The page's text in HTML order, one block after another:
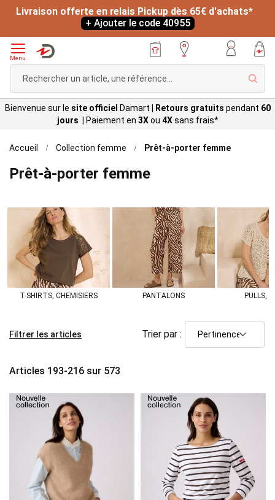
Menu
Bienvenue sur le site officiel Damart Retours gratuits pendant 60
jours |
Paiement en 3Xou 4Xsans frais*
Accueil Collection femme Prêt-à-porter femme
Prêt-à-porter femme
T-SHIRTS, CHEMISIERS PANTALONS PULLS,
Articles 193-216 sur 573
Trier par :
Filtrer les articles